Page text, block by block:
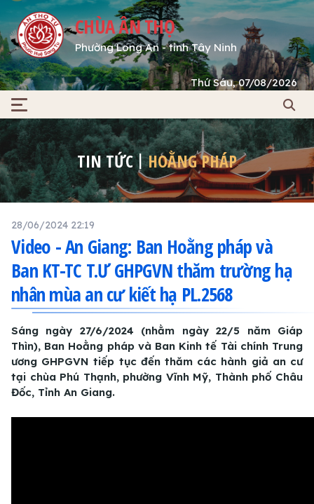
CHÙA ÂN THỌ
Phường Long An - tỉnh Tây Ninh
Thứ Sáu, 07/08/2026
TIN TỨC HOẰNG PHÁP
28/06/2024 22:19
Video - An Giang: Ban Hoằng pháp và
Ban KT-TC T.Ư GHPGVN thăm trường hạ
nhân mùa an cư kiết hạ PL.2568
Sáng ngày 27/6/2024 (nhằm ngày 22/5 năm Giáp
Thìn), Ban Hoằng pháp và Ban Kinh tế Tài chính Trung
ương GHPGVN tiếp tục đến thăm các hành giả an cư
tại chùa Phú Thạnh, phường Vĩnh Mỹ, Thành phố Châu
Đốc, Tỉnh An Giang.